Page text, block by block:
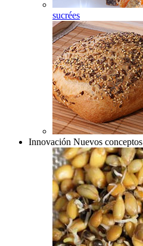
sucrées
Innovación Nuevos conceptos